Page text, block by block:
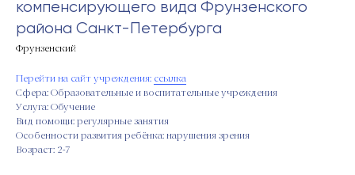
компенсирующего вида Фрунзенского
района Санкт-Петербурга
Фрунзенский
Перейти на сайт учреждения: ссылка
Сфера: Образовательные и воспитательные учреждения
Услуга: Обучение
Вид помощи: регулярные занятия
Особенности развития ребёнка: нарушения зрения
Возраст: 2-7